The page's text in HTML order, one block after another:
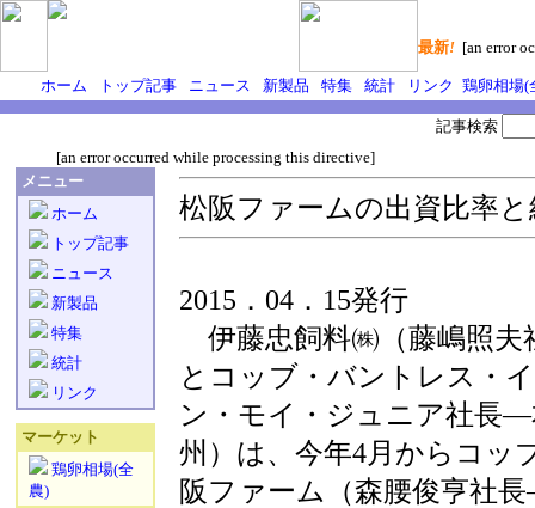
最新! [an error
ホーム トップ記事 ニュース 新製品 特集 統計 リンク 鶏卵相場(
[an error occurred while processing this directive]
記事検索
メニュー
ホーム
トップ記事
ニュース
新製品
特集
統計
リンク
マーケット
鶏卵相場(全
農)
松阪ファームの出資比率
2015．04．15発行
伊藤忠飼料㈱（藤嶋照
とコッブ・バントレス・
ン・モイ・ジュニア社長
州）は、今年4月からコッ
阪ファーム（森腰俊亨社